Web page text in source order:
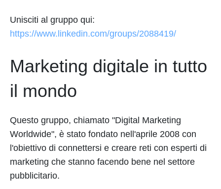
Unisciti al gruppo qui:
https://www.linkedin.com/groups/2088419/
Marketing digitale in tutto
il mondo
Questo gruppo, chiamato "Digital Marketing
Worldwide", è stato fondato nell'aprile 2008 con
l'obiettivo di connettersi e creare reti con esperti di
marketing che stanno facendo bene nel settore
pubblicitario.